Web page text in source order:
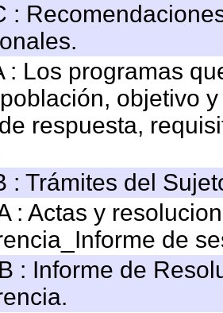
:
: Los programas
objetivo
respuesta,
: Trámites del
: Actas y
de
: Informe de